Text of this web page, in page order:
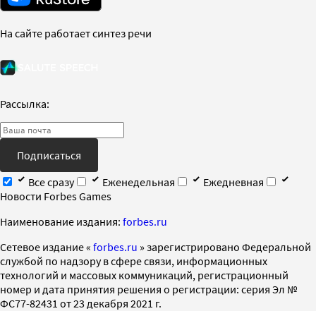
На сайте работает синтез речи
Рассылка:
Подписаться
Все сразу
Еженедельная
Ежедневная
Новости Forbes Games
Наименование издания: forbes.ru
Cетевое издание « forbes.ru » зарегистрировано Федеральной
службой по надзору в сфере связи, информационных
технологий и массовых коммуникаций, регистрационный
номер и дата принятия решения о регистрации: серия Эл №
ФС77-82431 от 23 декабря 2021 г.